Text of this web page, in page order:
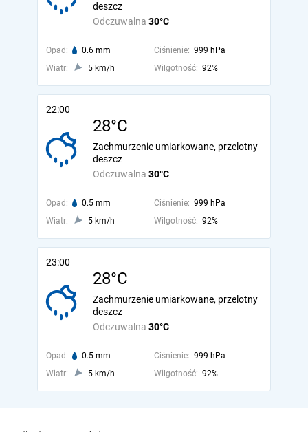
Odczuwalna 30°C
deszcz
Opad: 0.6 mm Ciśnienie: 999 hPa
Wiatr:
5 km/h Wilgotność: 92%
22:00
28°C
Odczuwalna 30°C
Zachmurzenie umiarkowane, przelotny
deszcz
Opad: 0.5 mm Ciśnienie: 999 hPa
Wiatr:
5 km/h Wilgotność: 92%
23:00
28°C
Odczuwalna 30°C
Zachmurzenie umiarkowane, przelotny
deszcz
Opad: 0.5 mm Ciśnienie: 999 hPa
Wiatr:
5 km/h Wilgotność: 92%